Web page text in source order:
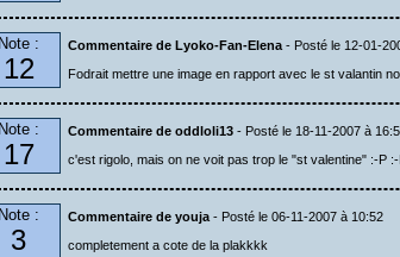
Note :
12
Commentaire de Lyoko-Fan-Elena - Posté le 12-01-
Fodrait mettre une image en rapport avec le st valantin
Note :
17
Commentaire de oddloli13 - Posté le 18-11-2007 à
c'est rigolo, mais on ne voit pas trop le "st valentine" :-P
Note :
3
Commentaire de youja - Posté le 06-11-2007 à 10:52
completement a cote de la plakkkk